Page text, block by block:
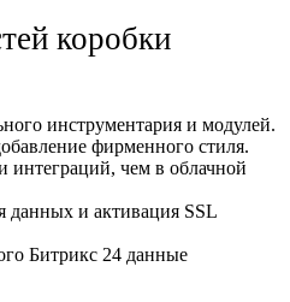
коробки
инструментария и модулей.
фирменного стиля.
интеграций, чем в облачной
данных и активация SSL
Битрикс 24 данные